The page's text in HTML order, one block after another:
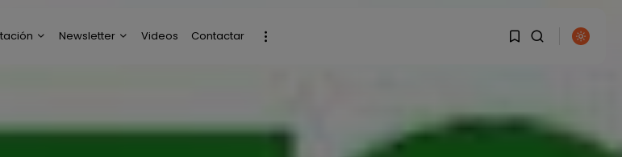
Newsletter Videos Contactar